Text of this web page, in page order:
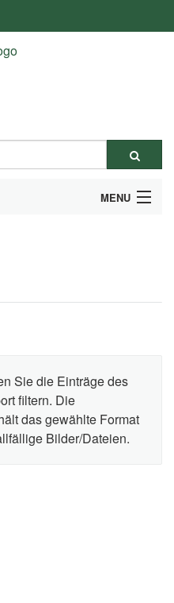
MENU
Sie die Einträge des
filtern. Die
das gewählte Format
Bilder/Dateien.